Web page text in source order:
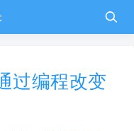
过编程改变